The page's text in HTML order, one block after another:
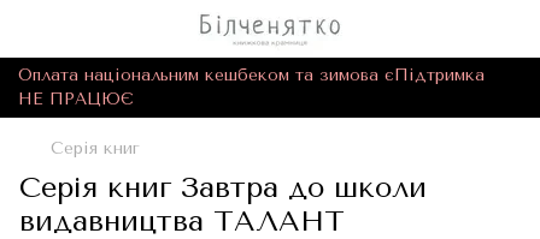
Оплата національним кешбеком та зимова єПідтримка
НЕ ПРАЦЮЄ
Серія книг
Серія книг Завтра до школи
видавництва ТАЛАНТ